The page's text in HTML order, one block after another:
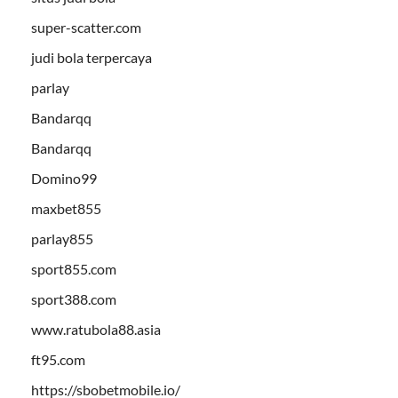
super-scatter.com
judi bola terpercaya
parlay
Bandarqq
Bandarqq
Domino99
maxbet855
parlay855
sport855.com
sport388.com
www.ratubola88.asia
ft95.com
https://sbobetmobile.io/